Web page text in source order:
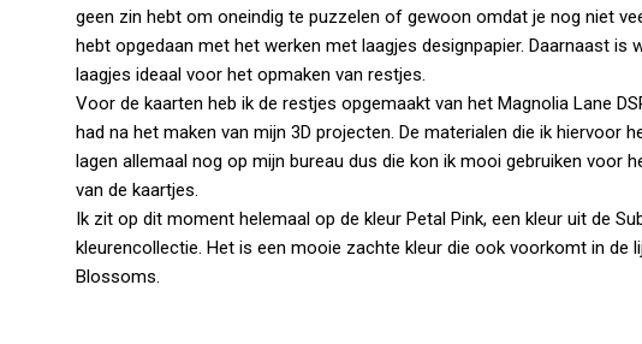
geen zin hebt om oneindig te puzzelen of gewoon omdat je nog niet
hebt opgedaan met het werken met laagjes designpapier. Daarnaast is
laagjes ideaal voor het opmaken van restjes.
Voor de kaarten heb ik de restjes opgemaakt van het Magnolia Lane
had na het maken van mijn 3D projecten. De materialen die ik hiervoor
lagen allemaal nog op mijn bureau dus die kon ik mooi gebruiken voor
van de kaartjes.
Ik zit op dit moment helemaal op de kleur Petal Pink, een kleur uit de
kleurencollectie. Het is een mooie zachte kleur die ook voorkomt in de
Blossoms.